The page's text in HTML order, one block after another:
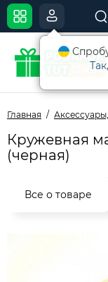
Главная
Кружевная
(черная)
Все о товаре